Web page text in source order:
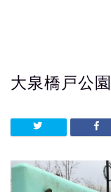
大泉橋戸公園